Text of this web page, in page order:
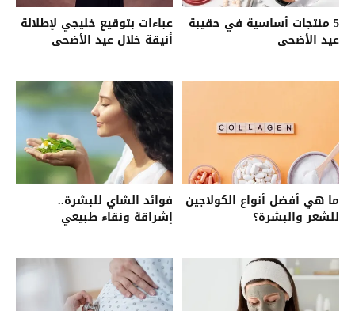
5 منتجات أساسية في حقيبة
عيد الأضحى
عباءات بتوقيع خليجي لإطلالة
أنيقة خلال عيد الأضحى
ما هي أفضل أنواع الكولاجين
للشعر والبشرة؟
فوائد الشاي للبشرة..
إشراقة ونقاء طبيعي